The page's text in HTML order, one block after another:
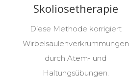
Skoliosetherapie
Diese Methode korrigiert
Wirbelsäulenverkrümmungen
durch Atem- und
Haltungsübungen.